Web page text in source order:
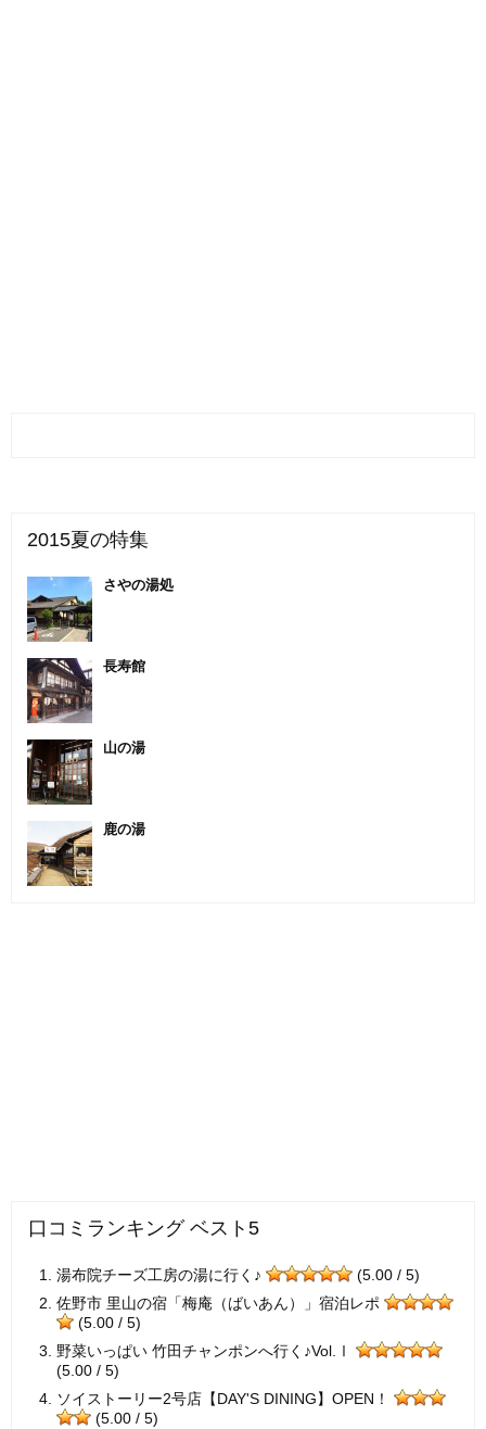
2015夏の特集
さやの湯処
長寿館
山の湯
鹿の湯
口コミランキング ベスト5
湯布院チーズ工房の湯に行く♪
(5.00 / 5)
佐野市 里山の宿「梅庵（ばいあん）」宿泊レポ
(5.00 / 5)
野菜いっぱい 竹田チャンポンへ行く♪Vol.Ⅰ
(5.00 / 5)
ソイストーリー2号店【DAY'S DINING】OPEN！
(5.00 / 5)